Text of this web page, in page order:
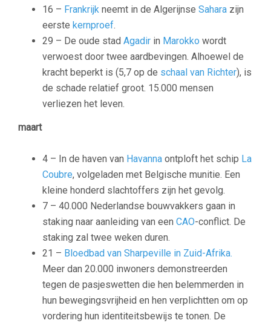
16 – Frankrijk neemt in de Algerijnse Sahara zijn
eerste kernproef.
29 – De oude stad Agadir in Marokko wordt
verwoest door twee aardbevingen. Alhoewel de
kracht beperkt is (5,7 op de schaal van Richter), is
de schade relatief groot. 15.000 mensen
verliezen het leven.
maart
4 – In de haven van Havanna ontploft het schip La
Coubre, volgeladen met Belgische munitie. Een
kleine honderd slachtoffers zijn het gevolg.
7 – 40.000 Nederlandse bouwvakkers gaan in
staking naar aanleiding van een CAO-conflict. De
staking zal twee weken duren.
21 – Bloedbad van Sharpeville in Zuid-Afrika.
Meer dan 20.000 inwoners demonstreerden
tegen de pasjeswetten die hen belemmerden in
hun bewegingsvrijheid en hen verplichtten om op
vordering hun identiteitsbewijs te tonen. De